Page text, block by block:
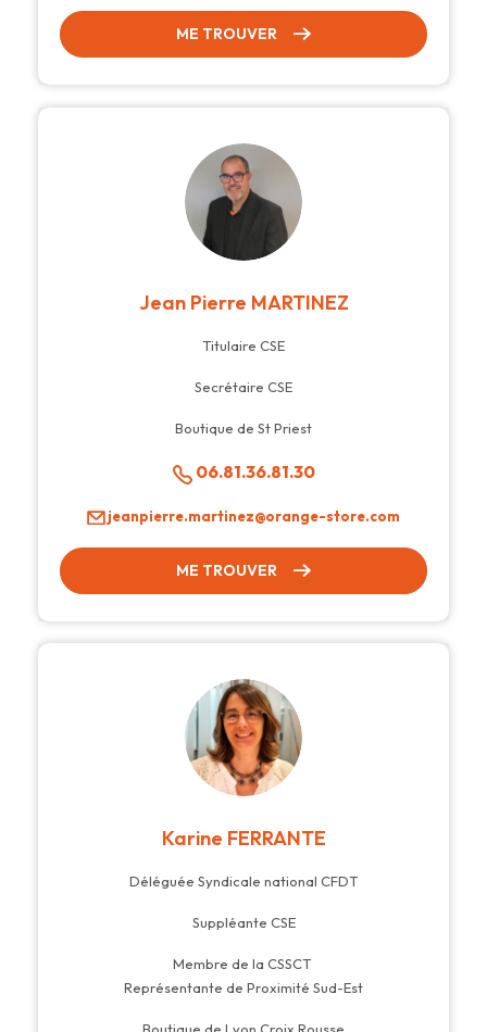
ME TROUVER
Jean Pierre MARTINEZ
Titulaire CSE
Secrétaire CSE
Boutique de St Priest
06.81.36.81.30
jeanpierre.martinez@orange-store.com
ME TROUVER
Karine FERRANTE
Déléguée Syndicale national CFDT
Suppléante CSE
Membre de la CSSCT
Représentante de Proximité Sud-Est
Boutique de Lyon Croix Rousse